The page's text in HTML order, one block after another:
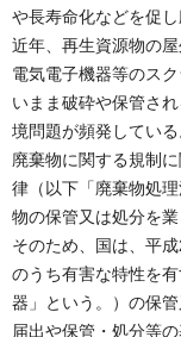
や長寿命化などを促
近年、再生資源物の
電気電子機器等のス
いまま破砕や保管さ
境問題が頻発している
廃棄物に関する規制
律（以下「廃棄物処
物の保管又は処分を
そのため、国は、平
のうち有害な特性を
器」という。）の保
届出や保管・処分等